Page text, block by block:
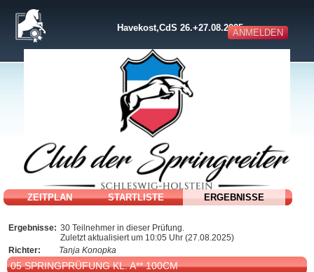
ANMELDEN
Havekost,CdS 26.+27.08.2025
ZEITPLAN STARTLISTE ERGEBNISSE
Ergebnisse: 30 Teilnehmer in dieser Prüfung.
Zuletzt aktualisiert um 10:05 Uhr (27.08.2025)
Richter:
Tanja Konopka
05 SPRINGPRÜFUNG KL. A** 100CM